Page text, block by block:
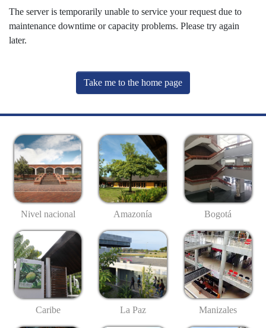
The server is temporarily unable to service your request due to
maintenance downtime or capacity problems. Please try again
later.
Take me to the home page
Nivel nacional Amazonía Bogotá
Caribe La Paz Manizales